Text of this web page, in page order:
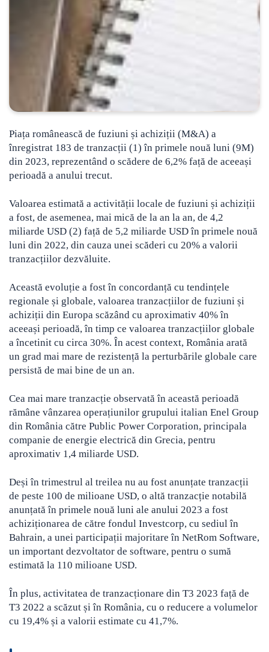
Piața românească de fuziuni și achiziții (M&A) a
înregistrat 183 de tranzacții (1) în primele nouă luni (9M)
din 2023, reprezentând o scădere de 6,2% față de aceeași
perioadă a anului trecut.
Valoarea estimată a activității locale de fuziuni și achiziții
a fost, de asemenea, mai mică de la an la an, de 4,2
miliarde USD (2) față de 5,2 miliarde USD în primele nouă
luni din 2022, din cauza unei scăderi cu 20% a valorii
tranzacțiilor dezvăluite.
Această evoluție a fost în concordanță cu tendințele
regionale și globale, valoarea tranzacțiilor de fuziuni și
achiziții din Europa scăzând cu aproximativ 40% în
aceeași perioadă, în timp ce valoarea tranzacțiilor globale
a încetinit cu circa 30%. În acest context, România arată
un grad mai mare de rezistență la perturbările globale care
persistă de mai bine de un an.
Cea mai mare tranzacție observată în această perioadă
rămâne vânzarea operațiunilor grupului italian Enel Group
din România către Public Power Corporation, principala
companie de energie electrică din Grecia, pentru
aproximativ 1,4 miliarde USD.
Deși în trimestrul al treilea nu au fost anunțate tranzacții
de peste 100 de milioane USD, o altă tranzacție notabilă
anunțată în primele nouă luni ale anului 2023 a fost
achiziționarea de către fondul Investcorp, cu sediul în
Bahrain, a unei participații majoritare în NetRom Software,
un important dezvoltator de software, pentru o sumă
estimată la 110 milioane USD.
În plus, activitatea de tranzacționare din T3 2023 față de
T3 2022 a scăzut și în România, cu o reducere a volumelor
cu 19,4% și a valorii estimate cu 41,7%.